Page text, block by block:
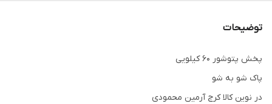
توضیحات
پخش پتوشور ۶۰ کیلویی
پاک شو به شو
در نوین کالا کرج آرمین محمودی